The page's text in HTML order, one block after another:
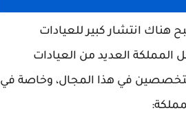
هناك انتشار كبير للعيادات
المملكة العديد من العيادات
في هذا المجال، وخاصة في